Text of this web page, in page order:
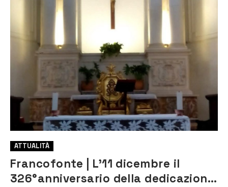
ATTUALITÀ
Francofonte | L’11 dicembre il
326°anniversario della dedicazione